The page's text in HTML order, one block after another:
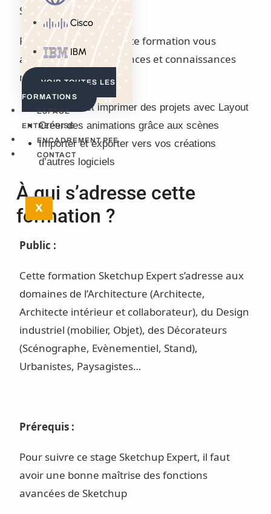
Cisco
IBM
VOIR TOUTES LES
FORMATIONS
ESPACE
ENTREPRISE
ENCADREMENT PFE
CONTACT
X
Sketchup.
Plus concrètement, cette formation vous
apportera les compétences et connaissances
nécessaires pour:
Présenter et imprimer des projets avec Layout
Créer des animations grâce aux scènes
Importer et exporter vers vos créations
d’autres logiciels
À qui s’adresse cette
formation ?
Public :
Cette formation Sketchup Expert s’adresse aux
domaines de l’Architecture (Architecte,
Architecte intérieur et collaborateur), du Design
industriel (mobilier, Objet), des Décorateurs
(Scénographe, Evènementiel, Stand),
Urbanistes, Paysagistes…
Prérequis :
Pour suivre ce stage Sketchup Expert, il faut
avoir une bonne maîtrise des fonctions
avancées de Sketchup